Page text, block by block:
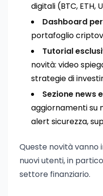
digitali (BTC, ETH,
Dashboard
portafoglio
Tutorial
novità: video
strategie di
Sezione news
aggiornamenti su
alert sicurezza,
Queste novità vanno
nuovi utenti, in
settore finanziario.